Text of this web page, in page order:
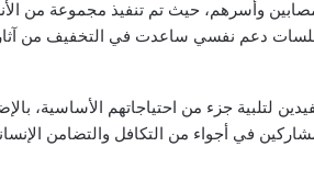
وأسرهم، حيث تم تنفيذ مجموعة من
دعم نفسي ساعدت في التخفيف من
ملابس على المستفيدين لتلبية جزء من احتياجاتهم
في أجواء من التكافل والتضامن